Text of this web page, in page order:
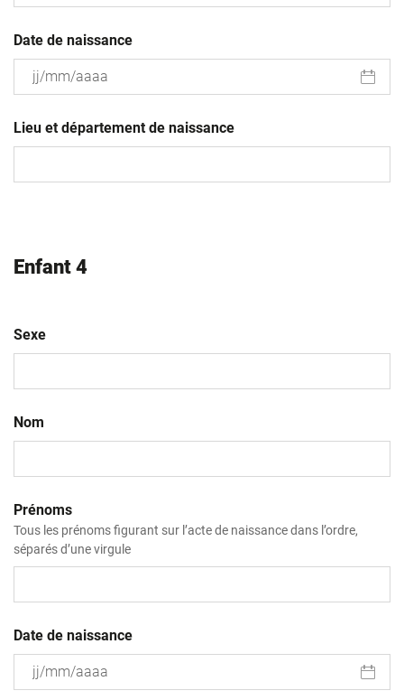
Date de naissance
slash
MM
Lieu et département de naissance
Enfant 4
Sexe
Nom
Prénoms
Tous les prénoms figurant sur l’acte de naissance dans l’ordre,
séparés d’une virgule
Date de naissance